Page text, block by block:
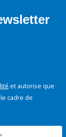
et autorise que
cadre de